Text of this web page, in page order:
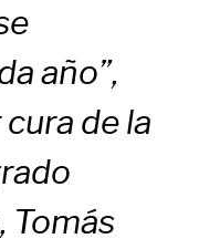
año”,
de la
Tomás